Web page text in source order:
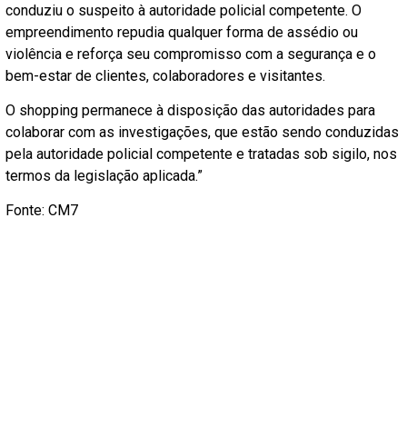
conduziu o suspeito à autoridade policial competente. O
empreendimento repudia qualquer forma de assédio ou
violência e reforça seu compromisso com a segurança e o
bem-estar de clientes, colaboradores e visitantes.
O shopping permanece à disposição das autoridades para
colaborar com as investigações, que estão sendo conduzidas
pela autoridade policial competente e tratadas sob sigilo, nos
termos da legislação aplicada.”
Fonte: CM7